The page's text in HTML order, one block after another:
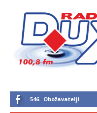
546 Obožavatelji